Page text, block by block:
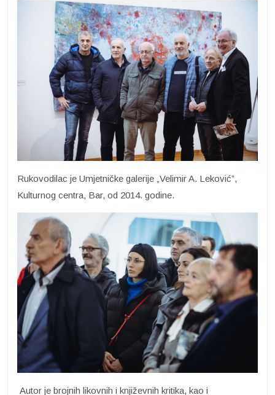
Rukovodilac je Umjetničke galerije „Velimir A. Leković”,
Kulturnog centra, Bar, od 2014. godine.
Autor je brojnih likovnih i književnih kritika, kao i